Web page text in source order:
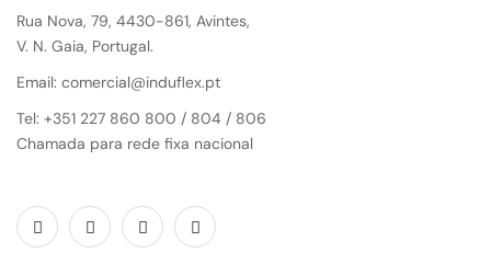
Rua Nova, 79, 4430-861, Avintes,
V. N. Gaia, Portugal.
Email: comercial@induflex.pt
Tel: +351 227 860 800 / 804 / 806
Chamada para rede fixa nacional